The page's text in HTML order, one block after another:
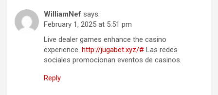
WilliamNef says:
February 1, 2025 at 5:51 pm
Live dealer games enhance the casino
experience. http://jugabet.xyz/# Las redes
sociales promocionan eventos de casinos.
Reply